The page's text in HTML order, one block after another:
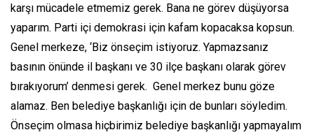
karşı mücadele etmemiz gerek. Bana ne görev düşüyorsa
yaparım. Parti içi demokrasi için kafam kopacaksa kopsun.
Genel merkeze, ‘Biz önseçim istiyoruz. Yapmazsanız
basının önünde il başkanı ve 30 ilçe başkanı olarak görev
bırakıyorum’ denmesi gerek. Genel merkez bunu göze
alamaz. Ben belediye başkanlığı için de bunları söyledim.
Önseçim olmasa hiçbirimiz belediye başkanlığı yapmayalım